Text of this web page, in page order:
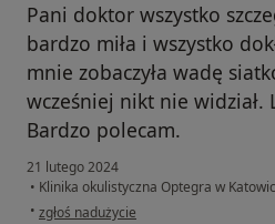
Pani doktor wszystko
bardzo miła i wszystko
mnie zobaczyła wadę
wcześniej nikt nie widział.
Bardzo polecam.
21 lutego 2024
• Klinika okulistyczna Optegra w
• w opinii użytkownika Patrycja M.
zgłoś nadużycie